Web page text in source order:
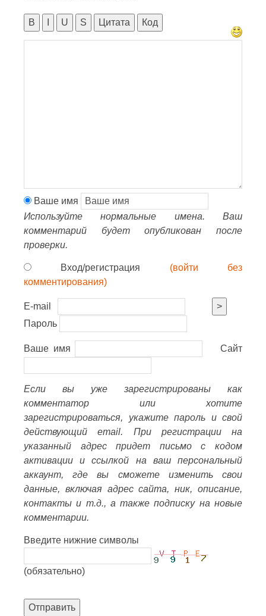
B U S Цитата Код
Ваше имя
Используйте нормальные имена. Ваш
комментарий будет опубликован после
проверки.
Вход/регистрация (войти без
комментирования)
E-mail
>
Пароль
Ваше имя Сайт
Если вы уже зарегистрированы как
комментатор или хотите
зарегистрироваться, укажите пароль и свой
действующий email. При регистрации на
указанный адрес придет письмо с кодом
активации и ссылкой на ваш персональный
аккаунт, где вы сможете изменить свои
данные, включая адрес сайта, ник, описание,
контакты и т.д., а также подписку на новые
комментарии.
Введите нижние символы
(обязательно)
Отправить